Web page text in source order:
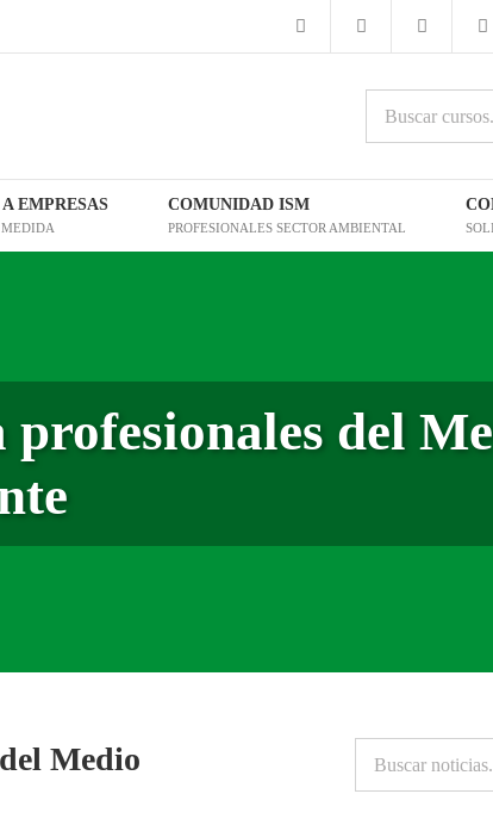
cursos:
EMPRESAS
MEDIDA
COMUNIDAD ISM
PROFESIONALES SECTOR AMBIENTAL
del
Medio
noticias...